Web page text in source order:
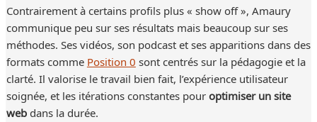
Contrairement à certains profils plus « show off », Amaury
communique peu sur ses résultats mais beaucoup sur ses
méthodes. Ses vidéos, son podcast et ses apparitions dans des
formats commePosition 0sont centrés sur la pédagogie et la
clarté. Il valorise le travail bien fait, l’expérience utilisateur
soignée, et les itérations constantes pouroptimiser un site
webdans la durée.